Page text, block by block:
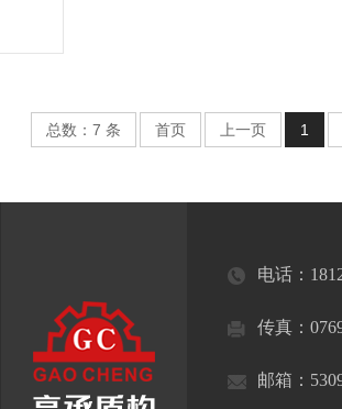
总数：7 条 首页 上一页 1
电话：
传真：
邮箱：